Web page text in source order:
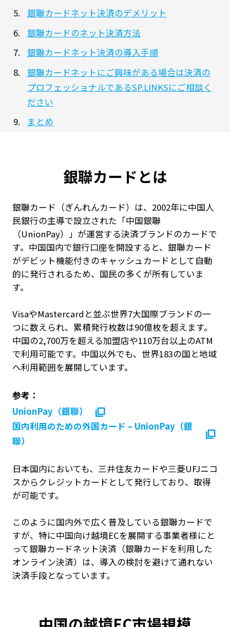
銀聯カードネット決済のデメリット
銀聯カードのネット決済方法
銀聯カードネット決済の導入手順
銀聯カードネットにご興味がある場合は決済の
プロフェッショナルであるSP.LINKSにご相談く
ださい
まとめ
銀聯カードとは
銀聯カード（ぎんれんカード）は、2002年に中国人
民銀行の主導で設立された「中国銀聯
（UnionPay）」が運営する決済ブランドのカードで
す。中国国内で銀行口座を開設すると、銀聯カード
がデビット機能付きのキャッシュカードとして自動
的に発行されるため、国民の多くが所有していま
す。
VisaやMastercardと並ぶ世界7大国際ブランドの一
つに数えられ、累積発行枚数は90億枚を超えます。
中国の2,700万を超える加盟店や110万台以上のATM
で利用可能です。中国以外でも、世界183の国と地域
へ利用範囲を展開しています。
参考：
UnionPay（銀聯）
国内利用のための外国カード – UnionPay（銀
聯）
日本国内においても、三井住友カードや三菱UFJニコ
スからクレジットカードとして発行しており、取得
が可能です。
このように国内外で広く普及している銀聯カードで
すが、特に中国向け越境ECを展開する事業者様にと
って銀聯カードネット決済（銀聯カードを利用した
オンライン決済）は、導入の検討を避けて通れない
決済手段となっています。